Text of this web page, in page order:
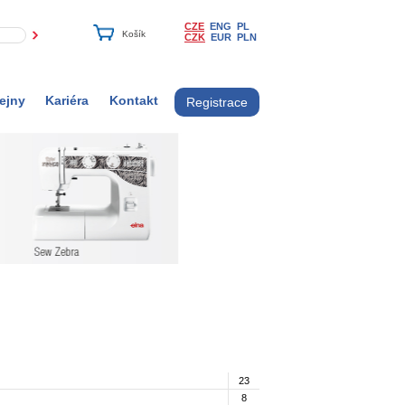
CZE ENG PL
CZK EUR PLN
Kariéra Kontakt Registrace
23
8